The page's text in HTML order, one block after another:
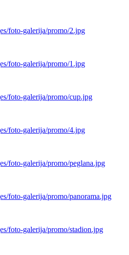
foto-galerija/promo/2.jpg
foto-galerija/promo/1.jpg
foto-galerija/promo/cup.jpg
foto-galerija/promo/4.jpg
foto-galerija/promo/peglana.jpg
foto-galerija/promo/panorama.jpg
foto-galerija/promo/stadion.jpg